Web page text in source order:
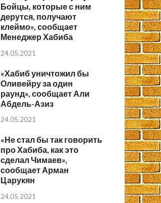
Бойцы, которые с ним
дерутся, получают
клеймо», сообщает
Менеджер Хабиба
24.05.2021
«Хабиб уничтожил бы
Оливейру за один
раунд», сообщает Али
Абдель-Азиз
24.05.2021
«Не стал бы так говорить
про Хабиба, как это
сделал Чимаев»,
сообщает Арман
Царукян
24.05.2021